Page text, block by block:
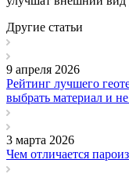
Другие статьи
9 апреля 2026
Рейтинг лучшего
выбрать материал и
3 марта 2026
Чем отличается